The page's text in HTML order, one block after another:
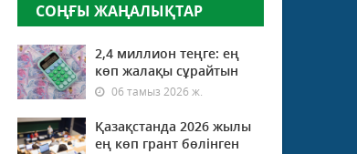
СОҢҒЫ ЖАҢАЛЫҚТАР
2,4 миллион теңге: ең
көп жалақы сұрайтын
06 тамыз 2026 ж.
Қазақстанда 2026 жылы
ең көп грант бөлінген